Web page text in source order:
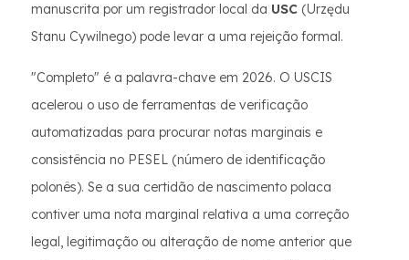
manuscrita por um registrador local da USC (Urzędu
Stanu Cywilnego) pode levar a uma rejeição formal.
"Completo" é a palavra-chave em 2026. O USCIS
acelerou o uso de ferramentas de verificação
automatizadas para procurar notas marginais e
consistência no PESEL (número de identificação
polonês). Se a sua certidão de nascimento polaca
contiver uma nota marginal relativa a uma correção
legal, legitimação ou alteração de nome anterior que